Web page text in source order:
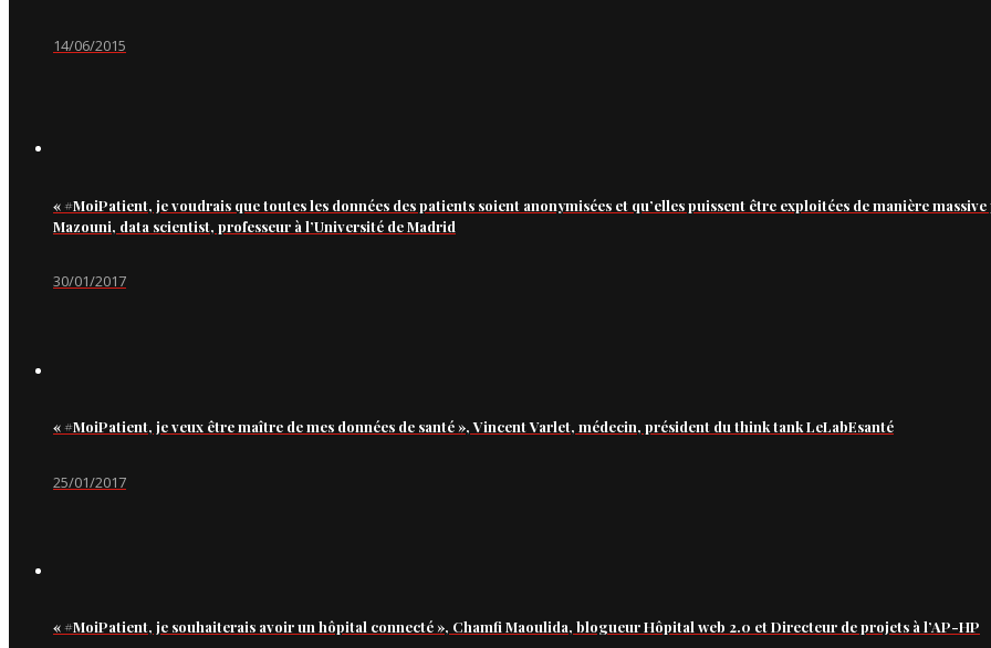
14/06/2015
« #MoiPatient, je voudrais que toutes les données des patients soient anonymisées et qu’elles puissent être exploitées de manière
Mazouni, data scientist, professeur à l’Université de Madrid
30/01/2017
« #MoiPatient, je veux être maître de mes données de santé », Vincent Varlet, médecin, président du think tank LeLabEsanté
25/01/2017
« #MoiPatient, je souhaiterais avoir un hôpital connecté », Chamfi Maoulida, blogueur Hôpital web 2.0 et Directeur de projets à l’AP-HP